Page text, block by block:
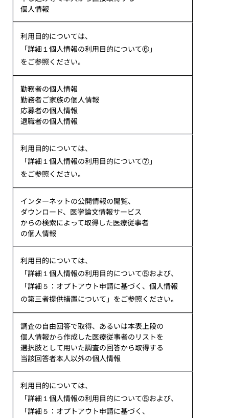
個人情報
利用目的については、
「詳細１個人情報の利用目的について⑥」
をご参照ください。
勤務者の個人情報
勤務者ご家族の個人情報
応募者の個人情報
退職者の個人情報
利用目的については、
「詳細１個人情報の利用目的について⑦」
をご参照ください。
インターネットの公開情報の閲覧、
ダウンロード、医学論文情報サービス
からの検索によって取得した医療従事者
の個人情報
利用目的については、
「詳細１個人情報の利用目的について⑤および、
「詳細５：オプトアウト申請に基づく、個人情報
の第三者提供措置について」をご参照ください。
調査の自由回答で取得、あるいは本表上段の
個人情報から作成した医療従事者のリストを
選択肢として用いた調査の回答から取得する
当該回答者本人以外の個人情報
利用目的については、
「詳細１個人情報の利用目的について⑤および、
「詳細５：オプトアウト申請に基づく、